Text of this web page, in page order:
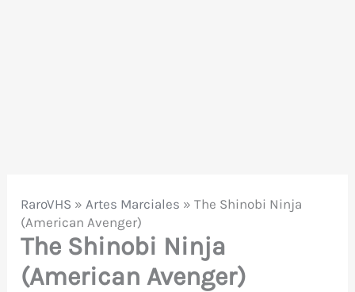
RaroVHS » Artes Marciales »The Shinobi Ninja
(American Avenger)
The Shinobi Ninja
(American Avenger)